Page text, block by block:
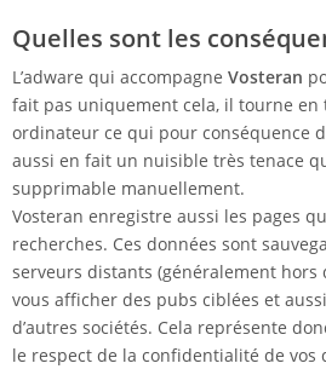
Quelles sont les
L’adware qui accompagne Vosteran
fait pas uniquement cela, il tourne en
ordinateur ce qui pour conséquence
aussi en fait un nuisible très tenace
supprimable manuellement.
Vosteran enregistre aussi les pages
recherches. Ces données sont
serveurs distants (généralement hors
vous afficher des pubs ciblées et
d’autres sociétés. Cela représente
le respect de la confidentialité de vos